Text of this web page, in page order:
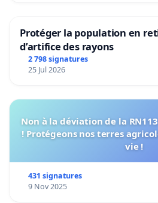
Protéger la population en
d’artifice des rayons
2 798 signatures
25 Jul 2026
Non à la déviation de la
! Protégeons nos terres
vie !
431 signatures
9 Nov 2025